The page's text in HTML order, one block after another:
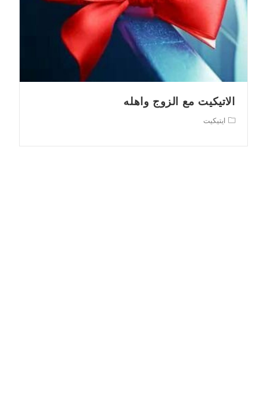
الاتيكيت مع الزوج واهله
Postايتيكيت